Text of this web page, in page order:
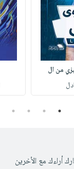
من ال
1
2
3
4
أراءك مع الأخرين